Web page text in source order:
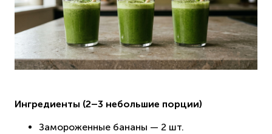
Ингредиенты (2–3 небольшие порции)
Замороженные бананы — 2 шт.